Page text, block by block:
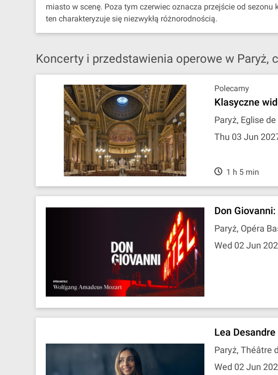
miasto w scenę. Poza tym czerwiec oznacza przejście od
ten charakteryzuje się niezwykłą różnorodnością.
Koncerty i przedstawienia operowe w Paryż,
Polecamy
Klasyczne
Paryż, Eglise
Thu 03 Jun
1 h 5 min
Don
Paryż, Opéra
Wed 02 Jun
Lea
Paryż, Théâtre
Wed 02 Jun